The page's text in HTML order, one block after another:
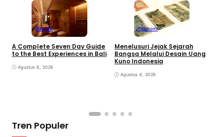
Daerah
A Complete Seven Day Guide
to the Best Experiences in Bali
Agustus 6, 2026
Ekonomi
Menelusuri Jejak Sejarah
Bangsa Melalui Desain Uang
Kuno Indonesia
Agustus 4, 2026
Tren Populer